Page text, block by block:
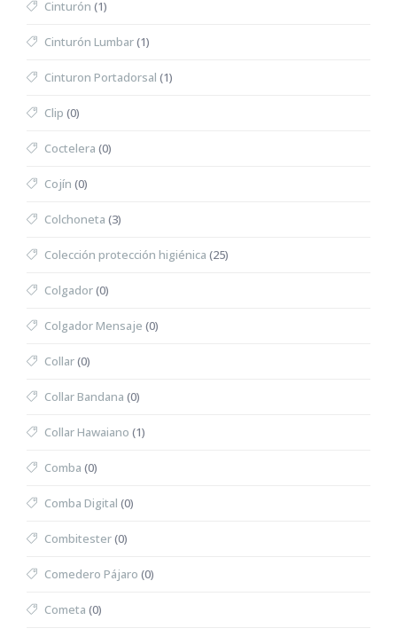
Cinturón (1)
Cinturón Lumbar(1)
Cinturon Portadorsal (1)
Clip (0)
Coctelera (0)
Cojín (0)
Colchoneta (3)
Colección protección higiénica (25)
Colgador(0)
Colgador Mensaje (0)
Collar(0)
Collar Bandana (0)
Collar Hawaiano (1)
Comba (0)
Comba Digital (0)
Combitester(0)
Comedero Pájaro (0)
Cometa (0)